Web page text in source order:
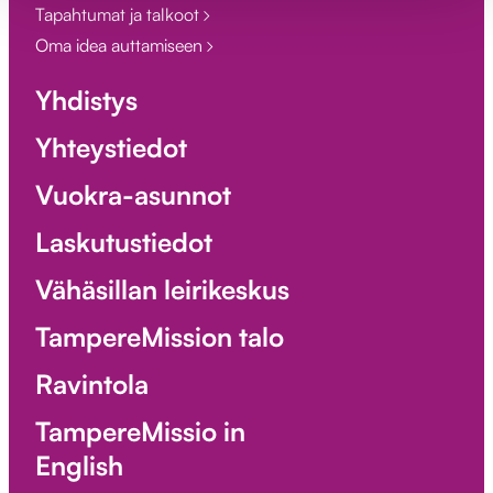
Tapahtumat ja talkoot
Oma idea auttamiseen
Yhdistys
Yhteystiedot
Vuokra-asunnot
Laskutustiedot
Vähäsillan leirikeskus
TampereMission talo
Ravintola
TampereMissio in
English